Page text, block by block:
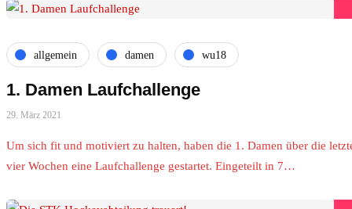
allgemein damen wu18
1. Damen Laufchallenge
29. März 2021
Um sich fit und motiviert zu halten, haben die 1. Damen über die
vier Wochen eine Laufchallenge gestartet. Eingeteilt in 7…